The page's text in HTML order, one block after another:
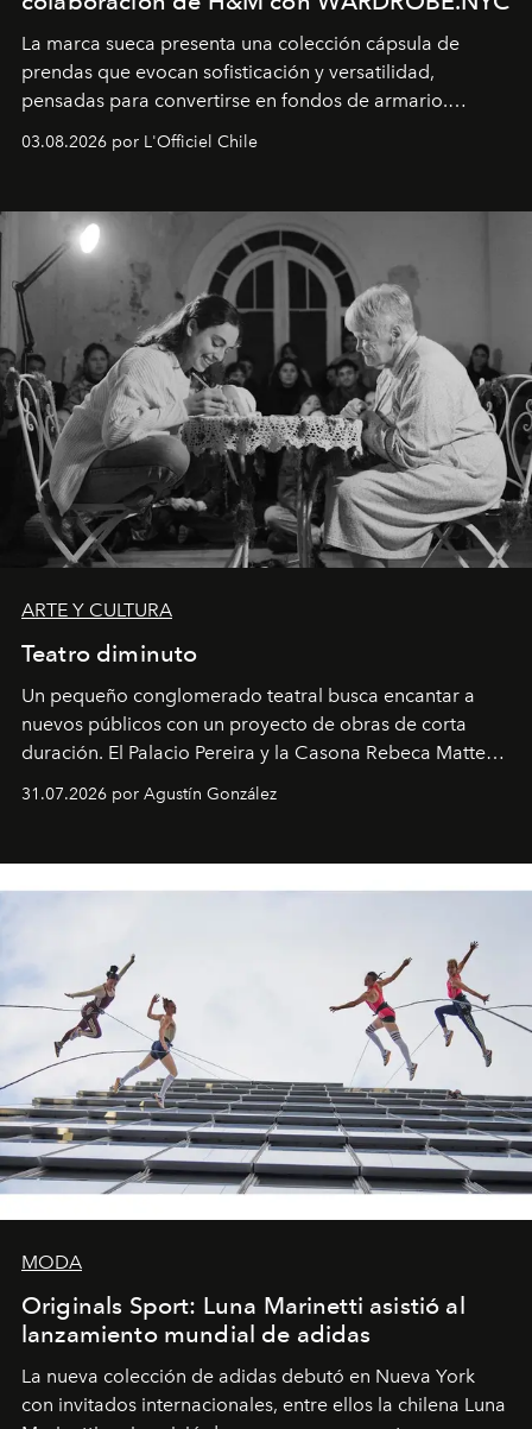
La marca sueca presenta una colección cápsula de
prendas que evocan sofisticación y versatilidad,
pensadas para convertirse en fondos de armario.
Disponible en Chile desde el 6 de agosto.
03.08.2026 por L'Officiel Chile
ARTE Y CULTURA
Teatro diminuto
Un pequeño conglomerado teatral busca encantar a
nuevos públicos con un proyecto de obras de corta
duración. El Palacio Pereira y la Casona Rebeca Matte
son algunos de los lugares que han albergado estas
miniobras. Sus puestas en escena son limpias; ponen el
31.07.2026 por Agustín González
MODA
Originals Sport: Luna Marinetti asistió al
lanzamiento mundial de adidas
La nueva colección de adidas debutó en Nueva York
con invitados internacionales, entre ellos la chilena Luna